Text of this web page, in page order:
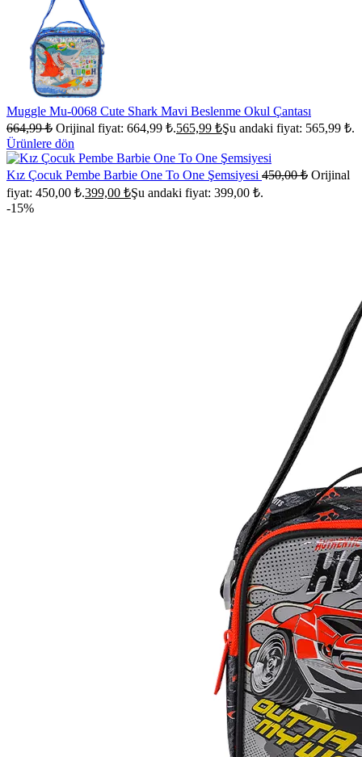
Muggle Mu-0068 Cute Shark Mavi Beslenme Okul Çantası
664,99₺ Orijinal fiyat: 664,99 ₺.565,99 ₺Şu andaki fiyat: 565,99 ₺.
Ürünlere dön
Kız Çocuk Pembe Barbie One To One Şemsiyesi 450,00₺ Orijinal
fiyat: 450,00 ₺.399,00 ₺Şu andaki fiyat: 399,00 ₺.
-15%